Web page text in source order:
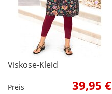
Viskose-Kleid
Preis 39,95 €